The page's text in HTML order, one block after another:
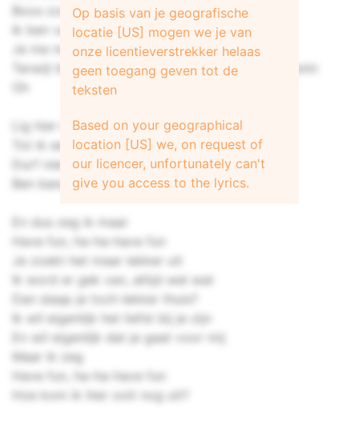
Boos zou zijn
Ik ben vaker jaloers sinds ik voel dat
Je me misschien niet meer trekt
Terwijl ik ook wel weet dat dit helemaal niet werkt
Lig hier te wachten
Tot ik een appje van jou krijg
Durf niet
Ben bang dat ik een loser lijk
En dus zeg ik maar
Have fun, ha-ha-have fun
Je zoekt het maar lekker uit
Ik word er gek van, altijd wel wat
Dan slaap je toch lekker thuis?
Ik wil eigenlijk het liefst bij je zijn
En wil eigenlijk dat je gaat voor mij
Maar ik zeg
Have fun, ha-ha-have fun
Hoe kom ik hier ooit nog uit?
Op basis van je geografische
locatie [US] mogen we je van
onze licentieverstrekker helaas
geen toegang geven tot de
teksten
Based on your geographical
location [US] we, on request of
our licencer, unfortunately can't
give you access to the lyrics.